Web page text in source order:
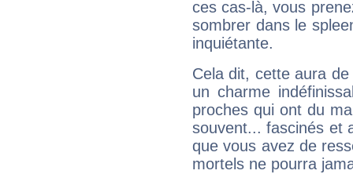
ces cas-là, vous
sombrer dans le
inquiétante.
Cela dit, cette aura
un charme
proches qui ont du
souvent... fascinés et
que vous avez de
mortels ne pourra